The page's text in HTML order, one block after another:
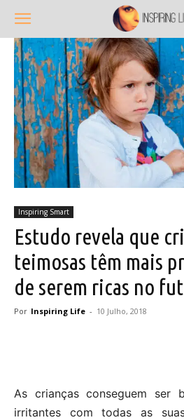
Inspiring Smart
Estudo revela que
teimosas têm mais
de serem ricas no
Por Inspiring Life - 10 Julho, 2018
As crianças conseguem ser
irritantes com todas as